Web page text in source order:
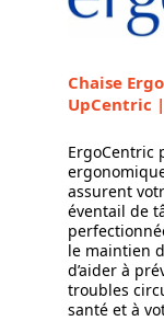
Chaise
UpCentric
ErgoCentric
assurent
éventail de
le maintien
d’aider à
troubles
santé et à